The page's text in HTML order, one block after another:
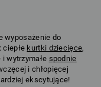
wyposażenie do
ciepłe kurtki dziecięce,
wytrzymałe spodnie
i chłopięcej
ekscytujące!